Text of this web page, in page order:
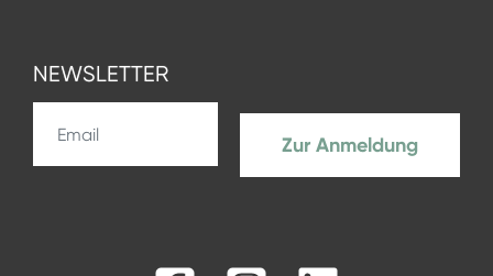
NEWSLETTER
Zur Anmeldung